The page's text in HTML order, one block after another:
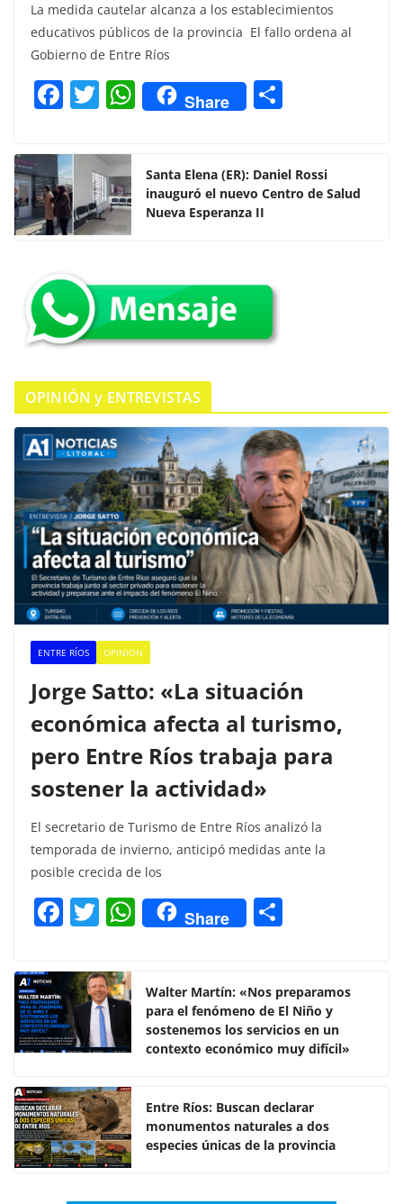
La medida cautelar alcanza a los establecimientos
educativos públicos de la provincia El fallo ordena al
Gobierno de Entre Ríos
F
c
e
b
o
o
k
T
itt
er
W
h
s
A
Share
p
ar
Santa Elena (ER): Daniel Rossi
inauguró el nuevo Centro de Salud
Nueva Esperanza II
OPINIÓN y ENTREVISTAS
ENTRE RÍOS OPINION
Jorge Satto: «La situación
económica afecta al turismo,
pero Entre Ríos trabaja para
sostener la actividad»
El secretario de Turismo de Entre Ríos analizó la
temporada de invierno, anticipó medidas ante la
posible crecida de los
F
c
e
b
o
o
k
T
itt
er
W
h
s
A
p
Share
p
ar
tir
Walter Martín: «Nos preparamos
para el fenómeno de El Niño y
sostenemos los servicios en un
contexto económico muy difícil»
Entre Ríos: Buscan declarar
monumentos naturales a dos
especies únicas de la provincia